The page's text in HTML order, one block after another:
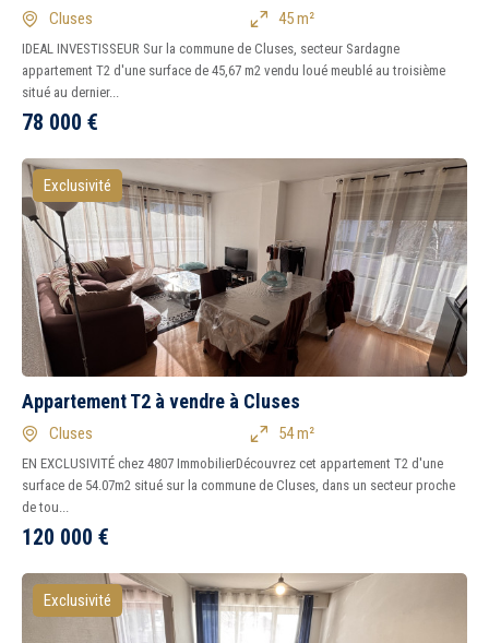
Cluses 45 m²
IDEAL INVESTISSEUR Sur la commune de Cluses, secteur Sardagne
appartement T2 d'une surface de 45,67 m2 vendu loué meublé au troisième
situé au dernier...
78 000 €
Exclusivité
Appartement T2 à vendre à Cluses
Cluses 54 m²
EN EXCLUSIVITÉ chez 4807 ImmobilierDécouvrez cet appartement T2 d'une
surface de 54.07m2 situé sur la commune de Cluses, dans un secteur proche
de tou...
120 000 €
Exclusivité